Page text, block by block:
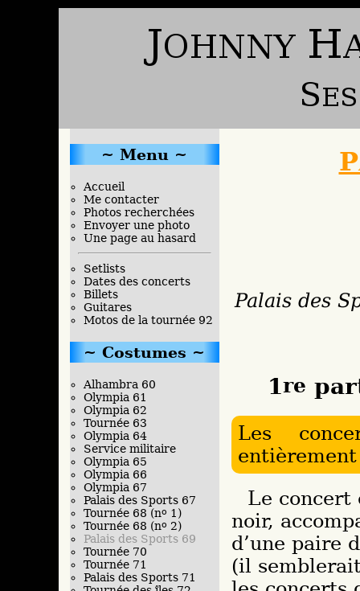
Palais des
1re
Les
Le concert commencera avec un long manteau
noir,
d’une paire
(il
Menu
Accueil
Me contacter
Photos recherchées
Envoyer une photo
Une page au hasard
Setlists
Dates des concerts
Billets
Guitares
Motos de la tournée 92
Costumes
Alhambra 60
Olympia 61
Olympia 62
Tournée 63
Olympia 64
Service militaire
Olympia 65
Olympia 66
Olympia 67
Palais des Sports 67
Tournée 68 (no 1)
Tournée 68 (no 2)
Palais des Sports 69
Tournée 70
Tournée 71
Palais des Sports 71